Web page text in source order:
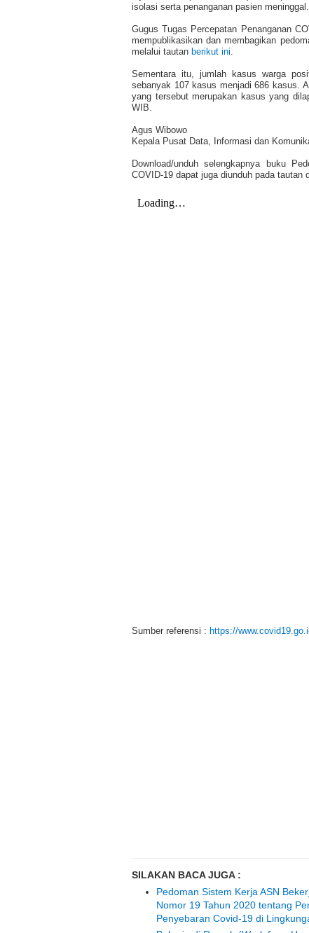
isolasi serta penanganan pasien meninggal.
Gugus Tugas Percepatan Penanganan
mempublikasikan dan membagikan
melalui tautan berikut ini.
Sementara itu, jumlah kasus warga
sebanyak 107 kasus menjadi 686 kasus.
yang tersebut merupakan kasus yang
WIB.
Agus Wibowo
Kepala Pusat Data, Informasi dan
Download/unduh selengkapnya buku
COVID-19 dapat juga diunduh pada tautan
Sumber referensi : https://
SILAKAN BACA JUGA :
Pedoman Sistem Kerja ASN
Nomor 19 Tahun 2020 tentang
Penyebaran Covid-19 di